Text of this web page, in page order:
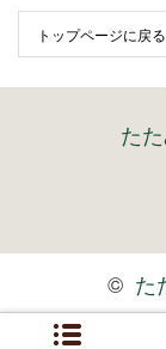
トップページに戻る
た
© た